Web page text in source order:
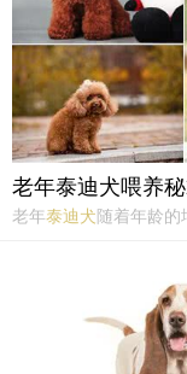
老年泰迪犬 随着年龄
它们安稳的度过晚年
养需求与年轻犬只相比